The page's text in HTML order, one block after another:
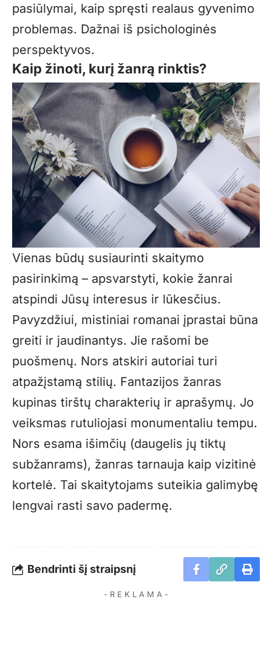
pasiūlymai, kaip spręsti realaus gyvenimo
problemas. Dažnai iš psichologinės
perspektyvos.
Kaip žinoti, kurį žanrą rinktis?
Vienas būdų susiaurinti skaitymo
pasirinkimą – apsvarstyti, kokie žanrai
atspindi Jūsų interesus ir lūkesčius.
Pavyzdžiui, mistiniai romanai įprastai būna
greiti ir jaudinantys. Jie rašomi be
puošmenų. Nors atskiri autoriai turi
atpažįstamą stilių. Fantazijos žanras
kupinas tirštų charakterių ir aprašymų. Jo
veiksmas rutuliojasi monumentaliu tempu.
Nors esama išimčių (daugelis jų tiktų
subžanrams), žanras tarnauja kaip vizitinė
kortelė. Tai skaitytojams suteikia galimybę
lengvai rasti savo padermę.
Bendrinti šį straipsnį
- R E K L A M A -